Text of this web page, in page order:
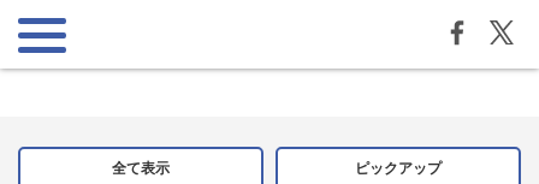
全て表示 ピックアップ